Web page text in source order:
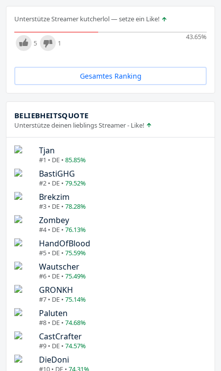
Unterstütze Streamer kutcherlol — setze ein Like!
43.65%
5 1
Gesamtes Ranking
BELIEBHEITSQUOTE
Unterstütze deinen lieblings Streamer - Like!
Tjan
#1 • DE • 85.85%
BastiGHG
#2 • DE • 79.52%
Brekzim
#3 • DE • 78.28%
Zombey
#4 • DE • 76.13%
HandOfBlood
#5 • DE • 75.59%
Wautscher
#6 • DE • 75.49%
GRONKH
#7 • DE • 75.14%
Paluten
#8 • DE • 74.68%
CastCrafter
#9 • DE • 74.57%
DieDoni
#10 • DE • 74.31%